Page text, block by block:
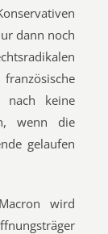
dann noch
nach keine
wenn die
gelaufen
wird